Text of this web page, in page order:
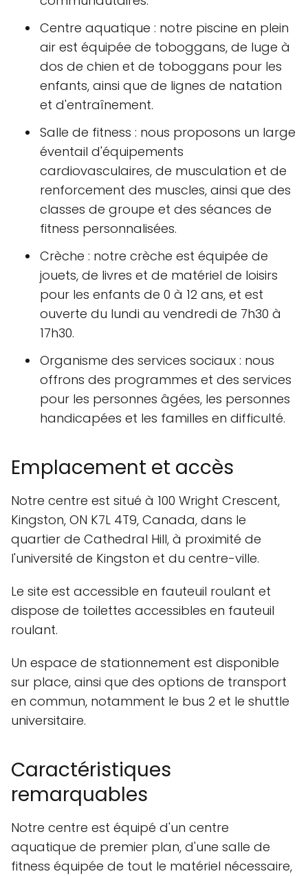
Centre aquatique : notre piscine en plein
air est équipée de toboggans, de luge à
dos de chien et de toboggans pour les
enfants, ainsi que de lignes de natation
et d'entraînement.
Salle de fitness : nous proposons un large
éventail d'équipements
cardiovasculaires, de musculation et de
renforcement des muscles, ainsi que des
classes de groupe et des séances de
fitness personnalisées.
Crèche : notre crèche est équipée de
jouets, de livres et de matériel de loisirs
pour les enfants de 0 à 12 ans, et est
ouverte du lundi au vendredi de 7h30 à
17h30.
Organisme des services sociaux : nous
offrons des programmes et des services
pour les personnes âgées, les personnes
handicapées et les familles en difficulté.
Emplacement et accès
Notre centre est situé à 100 Wright Crescent,
Kingston, ON K7L 4T9, Canada, dans le
quartier de Cathedral Hill, à proximité de
l'université de Kingston et du centre-ville.
Le site est accessible en fauteuil roulant et
dispose de toilettes accessibles en fauteuil
roulant.
Un espace de stationnement est disponible
sur place, ainsi que des options de transport
en commun, notamment le bus 2 et le shuttle
universitaire.
Caractéristiques
remarquables
Notre centre est équipé d'un centre
aquatique de premier plan, d'une salle de
fitness équipée de tout le matériel nécessaire,